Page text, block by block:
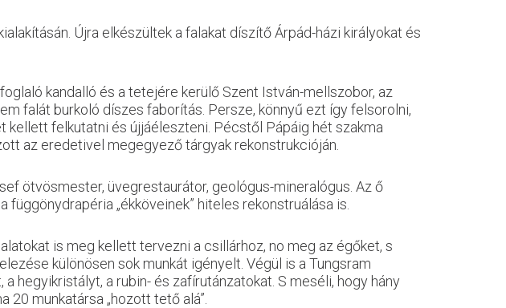
Újra elkészültek a falakat díszítő Árpád-házi királyokat és
kandalló és a tetejére kerülő Szent István-mellszobor, az
falát burkoló díszes faborítás. Persze, könnyű ezt így felsorolni,
kellett felkutatni és újjáéleszteni. Pécstől Pápáig hét szakma
az eredetivel megegyező tárgyak rekonstrukcióján.
ötvösmester, üvegrestaurátor, geológus-mineralógus. Az ő
„ékköveinek” hiteles rekonstruálása is.
is meg kellett tervezni a csillárhoz, no meg az égőket, s
különösen sok munkát igényelt. Végül is a Tungsram
hegyikristályt, a rubin- és zafírutánzatokat. S meséli, hogy hány
munkatársa „hozott tető alá”.